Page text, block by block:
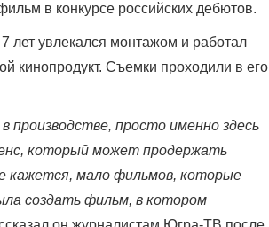
в конкурсе российских дебютов.
лет увлекался монтажом и работал
кинопродукт. Съемки проходили в его
просто именно здесь
который может продержать
кажется, мало фильмов, которые
создать фильм, в котором